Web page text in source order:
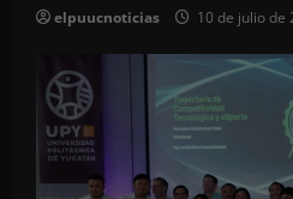
elpuucnoticias 10 de julio de